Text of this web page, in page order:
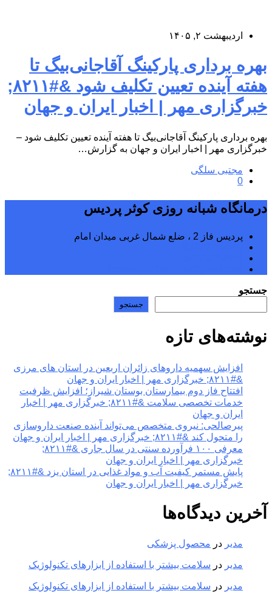
اردیبهشت ۲, ۱۴۰۵
بهره برداری پارکینگ آقاجانی‌بیگ تا
هفته آینده تعیین تکلیف شود &#۸۲۱۱;
خبرگزاری مهر | اخبار ایران و جهان
بهره برداری پارکینگ آقاجانی‌بیگ تا هفته آینده تعیین تکلیف شود –
خبرگزاری مهر | اخبار ایران و جهان به گزارش…
مجتبی سلگی
0
درمانگاه شبانه روزی کوثر پردیس
پردیس فاز 2 ، ضلع شمال غربی میدان امام
جستجو
جستجو
نوشته‌های تازه
افزایش سهمیه داروهای زائران اربعین در استان های مرزی
&#۸۲۱۱; خبرگزاری مهر | اخبار ایران و جهان
افتتاح فاز دوم بیمارستان بوستان شیراز؛ افزایش ظرفیت
خدمات تخصصی سلامت &#۸۲۱۱; خبرگزاری مهر | اخبار
ایران و جهان
پیرصالحی: نیروی متخصص می‌تواند آینده صنعت داروسازی
را متحول کند &#۸۲۱۱; خبرگزاری مهر | اخبار ایران و جهان
معرفی ۱۰۰ فرآورده سنتی در سال جاری &#۸۲۱۱;
خبرگزاری مهر | اخبار ایران و جهان
پایش مستمر کیفیت آب و مواد غذایی در استان یزد &#۸۲۱۱;
خبرگزاری مهر | اخبار ایران و جهان
آخرین دیدگاه‌ها
مدیر در محصول پزشکی
مدیر در سلامت بیشتر با استفاده از ابزارهای تکنولوژیک
مدیر در سلامت بیشتر با استفاده از ابزارهای تکنولوژیک